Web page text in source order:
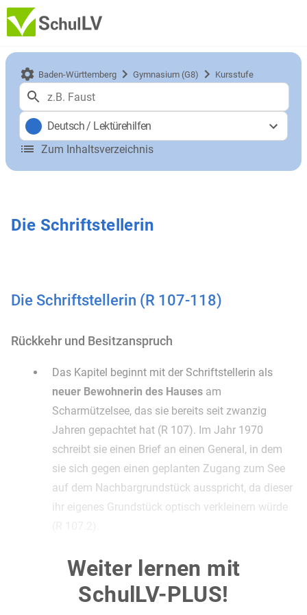
Baden-Württemberg Gymnasium (G8) Kursstufe
Deutsch/ Lektürehilfen
Zum Inhaltsverzeichnis
Die Schriftstellerin
Die Schriftstellerin (R 107-118)
Rückkehr und Besitzanspruch
Das Kapitel beginnt mit der Schriftstellerin als
neuer Bewohnerin des Hauses am
Scharmützelsee, das sie bereits seit zwanzig
Jahren gepachtet hat (R 107). Im Jahr 1970
schreibt sie einen Brief an einen General, in dem
sie sich gegen einen geplanten Zugang zum See
auf dem Nachbargrundstück ausspricht, da dieser
ihr eigenes Grundstück optisch verkleinern würde
intimen Weise formuliert, da sie den General aus
der Kindheit kennt und ihn mit einem alten
Kosenamen anspricht.
Weiter lernen mit
SchulLV-PLUS!